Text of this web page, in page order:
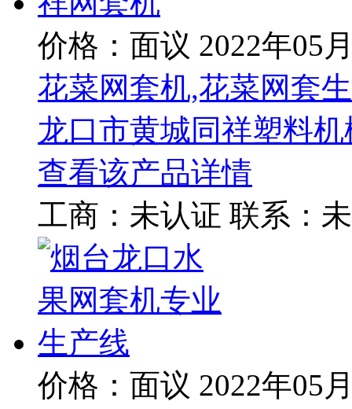
价格：面议 2022年05
花菜网套机,花菜网套
龙口市黄城同祥塑料机
查看该产品详情
工商： 未认证 联系：
价格：面议 2022年05